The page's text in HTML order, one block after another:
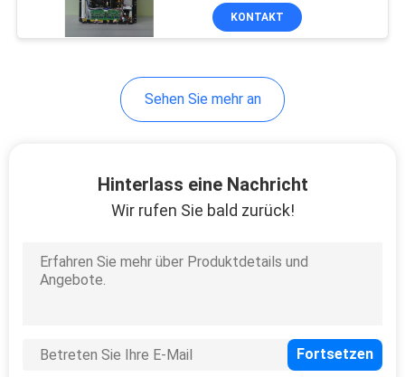
Lcd-Kiosk im Freien
16
Hohe Helligkeits-
Beschilderung
KONTAKT
Sehen Sie mehr an
Hinterlass eine Nachricht
Wir rufen Sie bald zurück!